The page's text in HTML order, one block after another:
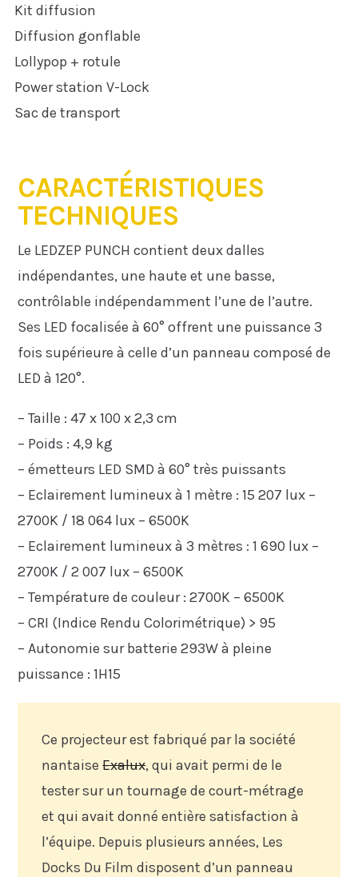
Kit diffusion
Diffusion gonflable
Lollypop + rotule
Power station V-Lock
Sac de transport
CARACTÉRISTIQUES
TECHNIQUES
Le LEDZEP PUNCH contient deux dalles
indépendantes, une haute et une basse,
contrôlable indépendamment l’une de l’autre.
Ses LED focalisée à 60° offrent une puissance 3
fois supérieure à celle d’un panneau composé de
LED à 120°.
– Taille : 47 x 100 x 2,3 cm
– Poids : 4,9 kg
– émetteurs LED SMD à 60° très puissants
– Eclairement lumineux à 1 mètre : 15 207 lux –
2700K / 18 064 lux – 6500K
– Eclairement lumineux à3 mètres : 1 690 lux –
2700K / 2 007 lux – 6500K
– Température de couleur : 2700K – 6500K
– CRI (Indice Rendu Colorimétrique) > 95
– Autonomie sur batterie 293W à pleine
puissance : 1H15
Ce projecteur est fabriqué par la société
nantaiseExalux, qui avait permi de le
tester sur un tournage de court-métrage
et qui avait donné entière satisfaction à
l’équipe. Depuis plusieurs années, Les
Docks Du Film disposent d’un panneau